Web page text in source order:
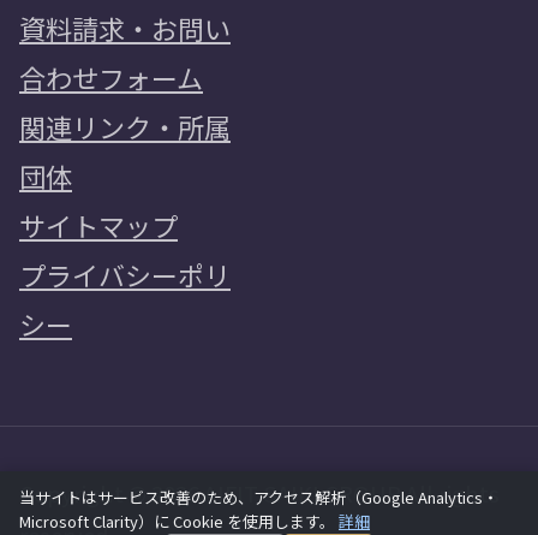
資料請求・お問い
合わせフォーム
関連リンク・所属
団体
サイトマップ
プライバシーポリ
シー
Copyright © 2026 AIFIT SAIKI GROUP All rights
当サイトはサービス改善のため、アクセス解析（Google Analytics・
Microsoft Clarity）に Cookie を使用します。 詳細